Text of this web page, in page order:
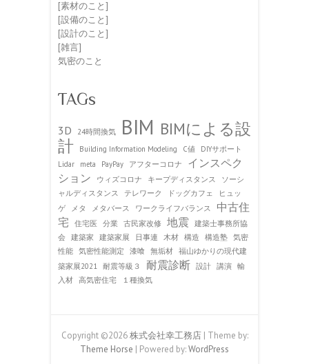
[素材のこと]
[設備のこと]
[設計のこと]
[雑言]
気密のこと
TAGs
3D 24時間換気 BIM BIMによる設
計
Building Information Modeling C値
DIYサポート
Lidar
meta PayPay アフターコロナ
インスペク
ション
ウィズコロナ キープディスタンス
ソーシ
ャルディスタンス
テレワーク ドッグカフェ
ヒュッ
ゲ
メタ メタバース ワークライフバランス
中古住
宅
住宅医 分業 古民家改修 地震
建築士事務所協
会 建築家 建築家展 日事連 木材 構造 構造塾 気密
性能 気密性能測定 漆喰 無垢材 福山ゆかりの現代建
築家展2021 耐震等級３ 耐震診断 設計 講演 輸
入材 高気密住宅 １種換気
Copyright ©2026株式会社幸工務店| Theme by:
Theme Horse | Powered by:WordPress